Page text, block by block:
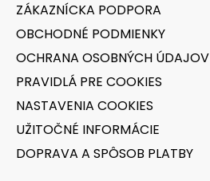
ZÁKAZNÍCKA PODPORA
OBCHODNÉ PODMIENKY
OCHRANA OSOBNÝCH ÚDAJOV
PRAVIDLÁ PRE COOKIES
NASTAVENIA COOKIES
UŽITOČNÉ INFORMÁCIE
DOPRAVA A SPÔSOB PLATBY